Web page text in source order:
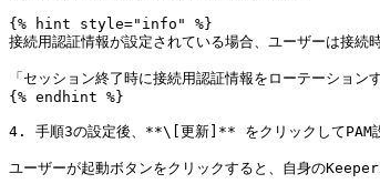
{% hint style="info" %}
接続用認証情報が設定されている場合、ユーザーは接続
「セッション終了時に接続用認証情報をローテーショ
{% endhint %}
4. 手順3の設定後、**\[更新]** をクリックしてPAM設
ユーザーが起動ボタンをクリックすると、自身の